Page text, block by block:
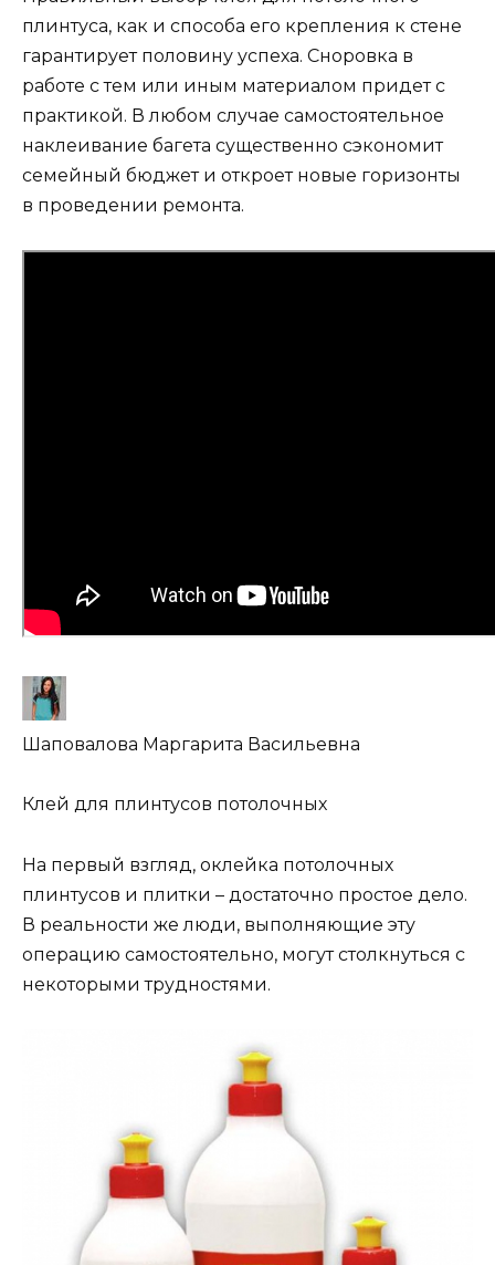
плинтуса, как и способа его крепления к стене
гарантирует половину успеха. Сноровка в
работе с тем или иным материалом придет с
практикой. В любом случае самостоятельное
наклеивание багета существенно сэкономит
семейный бюджет и откроет новые горизонты
в проведении ремонта.
Шаповалова Маргарита Васильевна
Клей для плинтусов потолочных
На первый взгляд, оклейка потолочных
плинтусов и плитки – достаточно простое дело.
В реальности же люди, выполняющие эту
операцию самостоятельно, могут столкнуться с
некоторыми трудностями.